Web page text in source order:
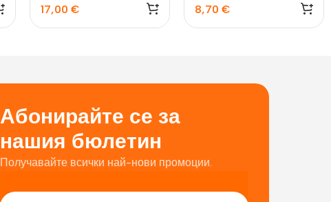
17,00 € 8,70 €
Абонирайте се за
нашия бюлетин
Получавайте всички най-нови промоции.